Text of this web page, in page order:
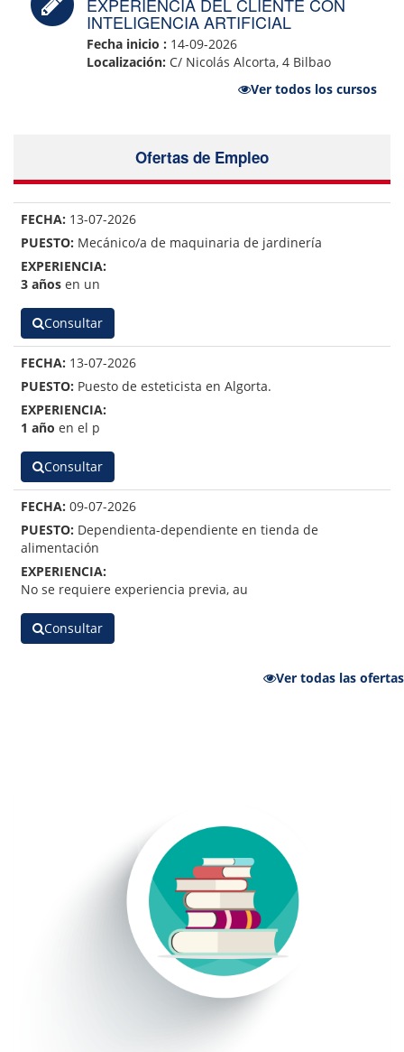
INTELIGENCIA ARTIFICIAL
Fecha inicio : 14-09-2026
Localización: C/ Nicolás Alcorta, 4 Bilbao
Ver todos los cursos
Ofertas de Empleo
13-07-2026
Mecánico/a de maquinaria de jardinería
3 años en un
Consultar
13-07-2026
Puesto de esteticista en Algorta.
1 año en el p
Consultar
09-07-2026
Dependienta-dependiente en tienda de
alimentación
No se requiere experiencia previa, au
Consultar
Ver todas las ofertas